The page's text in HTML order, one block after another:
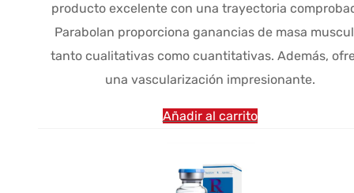
era:
$94.64.
es:
$50.78.
producto excelente con una trayectoria
Parabolan proporciona ganancias de masa
tanto cualitativas como cuantitativas. Además,
una vascularización impresionante.
Añadir al carrito